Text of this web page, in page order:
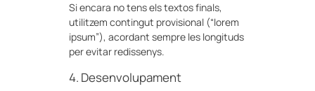
Si encara no tens els textos finals,
utilitzem contingut provisional (“lorem
ipsum”), acordant sempre les longituds
per evitar redissenys.
4. Desenvolupament